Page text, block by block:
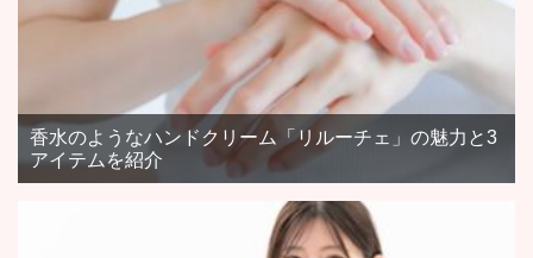
香水のようなハンドクリーム「リルーチェ」の魅力と3
アイテムを紹介